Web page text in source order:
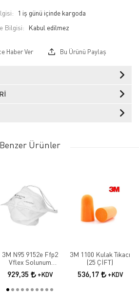
1 iş günü içinde kargoda
Bilgisi:
Haber Ver Bu Ürünü Paylaş
Benzer Ürünler
3M N95 9152e Ffp2
Vflex Solunum
Maskesi 10 Adet
929,35 +KDV
3M 1100 Kulak Tıkacı
(25 ÇİFT)
536,17 +KDV